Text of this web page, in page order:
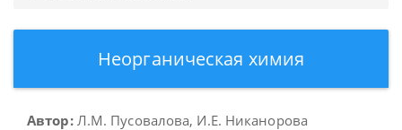
Неорганическая химия
Автор:Л.М. Пусовалова, И.Е. Никанорова